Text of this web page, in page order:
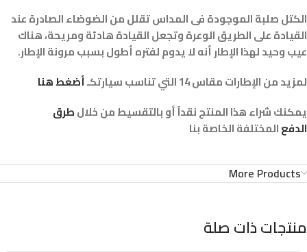
الكتل صلبة الموجودة فى المداس تقلل من الضوضاء الصادرة عند
القيادة على الطريق الوعرة وتجعل القيادة هادئة ومريحة، هناك
عيب وحيد لهذا الإطار أنه لا يدوم لفتره أطول بسبب مرونة الإطار.
لمزيد من الإطارات مقاس 14 التي تناسب سيارتكـ
أضغط هنا
يمكنك شراء هذا المنتج نقداً أو بالتقسيط من خلالطرق
الدفعالمختلفة الخاصة بنا
More Products
منتجات ذات صلة